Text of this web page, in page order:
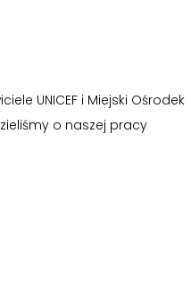
UNICEF i Miejski Ośrodek
o naszej pracy